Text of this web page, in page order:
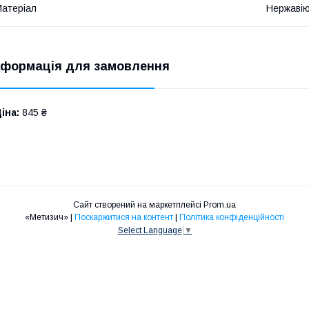
для замовлення
845 ₴
Сайт створений на маркетплейсі Prom.ua
Поскаржитися на контент
Політика конфіденційності
Select Language ▼